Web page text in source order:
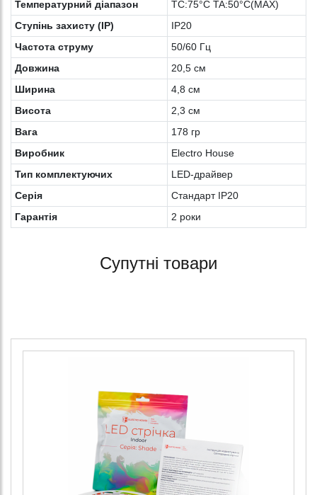
Температурний діапазон
TC:75°C TA:50°C(MAX)
Ступінь захисту (IP)
IP20
Частота струму
50/60 Гц
Довжина
20,5 см
Ширина
4,8 см
Висота
2,3 см
Вага
178 гр
Виробник
Electro House
Тип комплектуючих
LED-драйвер
Серія
Стандарт IP20
Гарантія
2 роки
Супутні товари